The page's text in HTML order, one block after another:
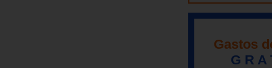
Gastos
G R A